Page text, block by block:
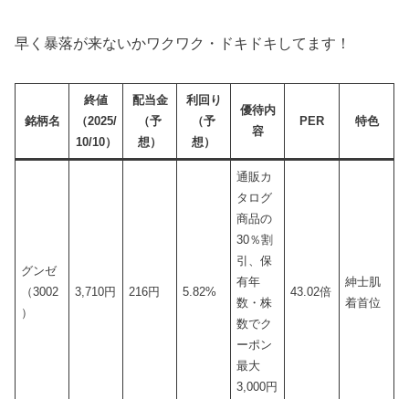
早く暴落が来ないかワクワク・ドキドキしてます！
銘柄名
終値
（2025/
10/10）
配当金
（予
想）
利回り
（予
想）
優待内
容
PER 特色
グンゼ
（3002
）
3,710円 216円 5.82%
通販カ
タログ
商品の
30％割
引、保
有年
数・株
数でク
ーポン
最大
3,000円
43.02倍
紳士肌
着首位